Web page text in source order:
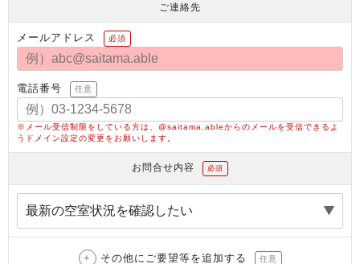
ご連絡先
メールアドレス 必須
電話番号 任意
※メール受信制限をしている方は、@saitama.ableからのメールを受信できるよ
うドメイン設定の変更をお願いします。
お問合せ内容 必須
その他にご要望等を追加する 任意